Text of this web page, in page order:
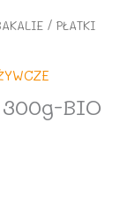
/ PŁATKI
300g-BIO